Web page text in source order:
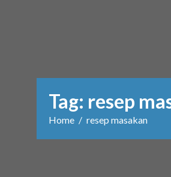
Tag: resep
Home resep masakan